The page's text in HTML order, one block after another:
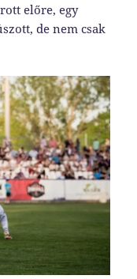
előre, egy
de nem csak